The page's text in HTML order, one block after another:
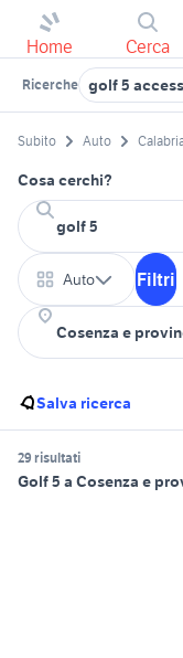
Home Cerca
Ricerche golf 5
Subito Auto
Cosa cerchi?
Auto Filtri
Salva ricerca
29 risultati
Golf 5 a Cosenza e